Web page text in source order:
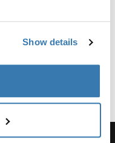
Show details